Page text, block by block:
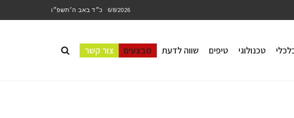
6/8/2026 כ״ד באב ה׳תשפ״ו
טכנולוגי טיפים שווה לדעת מבצעים צור קשר